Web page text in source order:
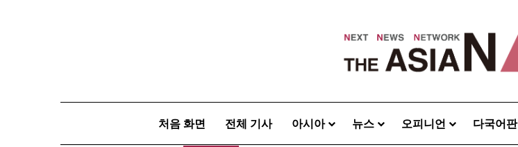
처음 화면 전체 기사 아시아 뉴스 오피니언 다국어판